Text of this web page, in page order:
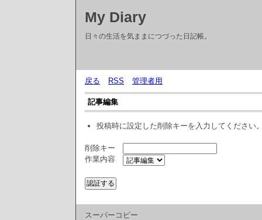
My Diary
日々の生活を気ままにつづった日記帳。
戻る RSS 管理者用
記事編集
投稿時に設定した削除キーを入力してください
削除キー
作業内容
スーパーコピー